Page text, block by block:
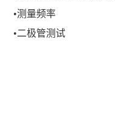
•测量频率
•二极管测试